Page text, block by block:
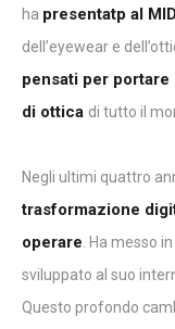
ha presentatp al
dell’eyewear e
pensati per
di ottica di tutto il
Negli ultimi quattro
trasformazione
operare. Ha messo
sviluppato al suo
Questo profondo